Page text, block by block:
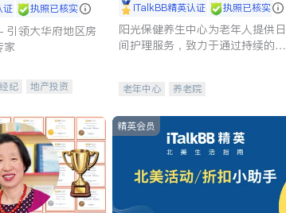
证 执照已核实
领大华府地区房
家
纪
地产投资
iTalkBB精英认证 执照已核实
阳光保健养生中心为老年人提供日
间护理服务，致力于通过持续的护
老年中心 养老院
精英会员